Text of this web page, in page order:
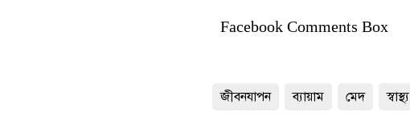
Facebook Comments Box
জীবনযাপন ব্যায়াম মেদ স্বাস্থ্য